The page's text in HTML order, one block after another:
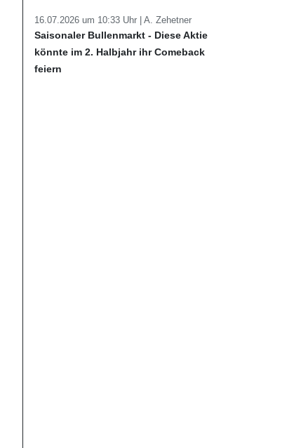
16.07.2026 um 10:33 Uhr | A. Zehetner
Saisonaler Bullenmarkt - Diese Aktie
könnte im 2. Halbjahr ihr Comeback
feiern